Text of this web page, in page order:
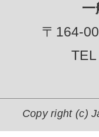
一
〒164-
Copy right (c)